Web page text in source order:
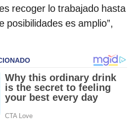
recoger lo trabajado hasta
posibilidades es amplio”,